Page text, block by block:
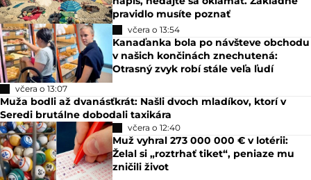
pravidlo musíte poznať
včera o 13:54
Kanaďanka bola po návšteve obchodu
v našich končinách znechutená:
Otrasný zvyk robí stále veľa ľudí
včera o 13:07
Muža bodli až dvanásťkrát: Našli dvoch mladíkov, ktorí v
Seredi brutálne dobodali taxikára
včera o 12:40
Muž vyhral 273 000 000 € v lotérii:
Želal si „roztrhať tiket“, peniaze mu
zničili život